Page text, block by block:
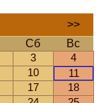
>>
Сб
Вс
3
4
10
11
17
18